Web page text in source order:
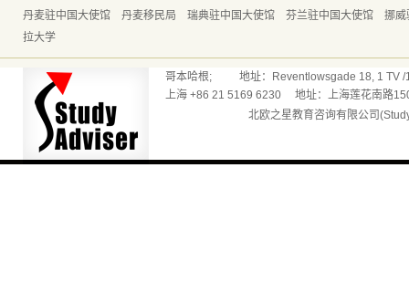
丹麦驻中国大使馆 丹麦移民局 瑞典驻中国大使馆 芬兰驻中国大使馆
挪威
拉大学
哥本哈根; 地址：Reventlowsgade 18, 1 TV /
上海 +86 21 5169 6230 地址：上海莲花南路
北欧之星教育咨询有限公司